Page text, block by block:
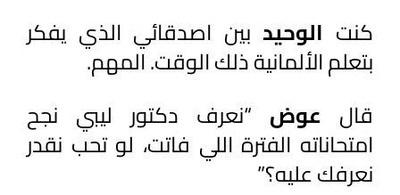
كنت الوحيد بين اصدقائي الذي يفكر
بتعلم الألمانية ذلك الوقت. المهم.
قال عوض
امتحاناته الفترة اللي فاتت، لو تحب نقدر
نعرفك عليه؟”